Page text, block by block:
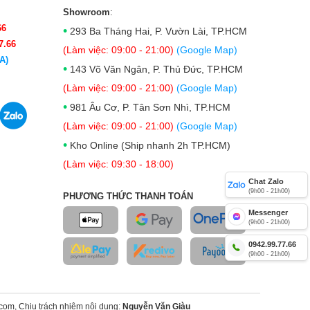
Showroom:
• 293 Ba Tháng Hai, P. Vườn Lài, TP.HCM
(Làm việc: 09:00 - 21:00) (Google Map)
• 143 Võ Văn Ngân, P. Thủ Đức, TP.HCM
(Làm việc: 09:00 - 21:00) (Google Map)
• 981 Âu Cơ, P. Tân Sơn Nhì, TP.HCM
(Làm việc: 09:00 - 21:00) (Google Map)
• Kho Online (Ship nhanh 2h TP.HCM)
(Làm việc: 09:30 - 18:00)
PHƯƠNG THỨC THANH TOÁN
Chịu trách nhiệm nội dung: Nguyễn Văn Giàu
Chat Zalo
(9h00 - 21h00)
Messenger
(9h00 - 21h00)
0942.99.77.66
(9h00 - 21h00)